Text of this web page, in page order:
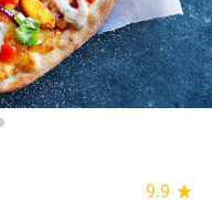
9.9 star